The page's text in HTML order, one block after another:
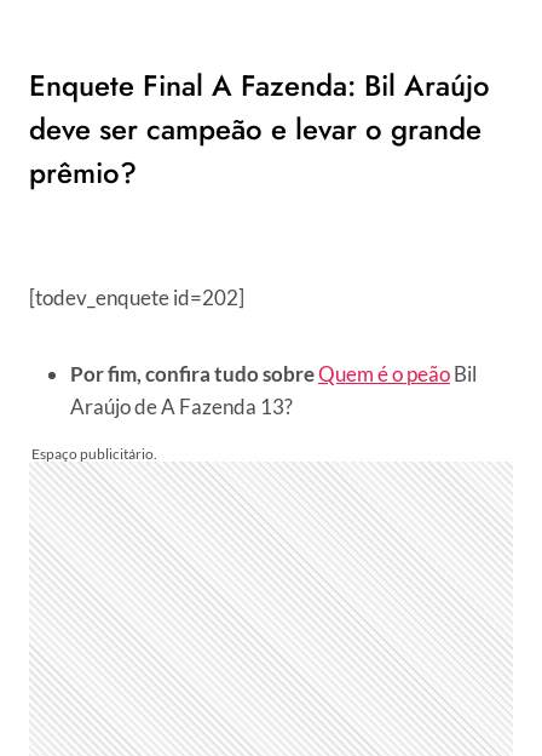
Enquete Final A Fazenda: Bil Araújo
deve ser campeão e levar o grande
prêmio?
[todev_enquete id=202]
Por fim, confira tudo sobreQuem é o peãoBil
Araújo de A Fazenda 13?